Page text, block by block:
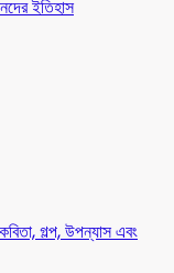
ইতিহাস
গল্প, উপন্যাস এবং